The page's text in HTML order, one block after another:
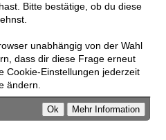
Bitte bestätige, ob du diese
unabhängig von der Wahl
dass dir diese Frage erneut
Cookie-Einstellungen jederzeit
ändern.